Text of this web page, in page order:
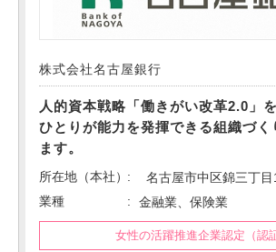
株式会社名古屋銀行
人的資本戦略「働きがい改革2.0」
ひとりが能力を発揮できる組織づく
ます。
所在地（本社）
名古屋市中区錦三丁
業種
金融業、保険業
女性の活躍推進企業認定（認